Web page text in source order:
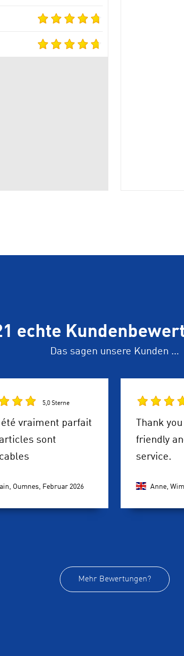
echte
Das sagen unsere Kunden ...
5,0 Sterne
été vraiment parfait
sont
Oumnes, Februar 2026
Thank
friendly
service.
Anne,
Mehr Bewertungen?